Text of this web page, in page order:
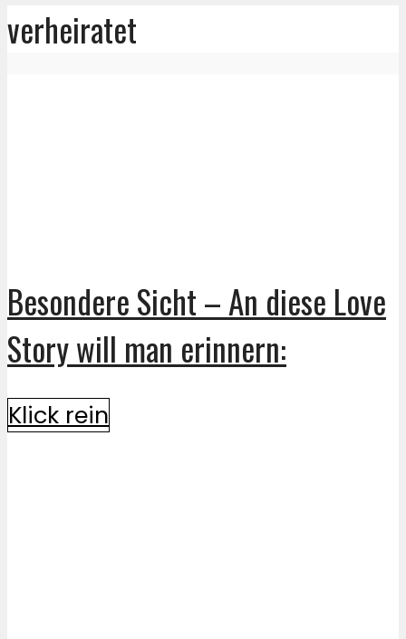
verheiratet
Besondere Sicht – An diese Love
Story will man erinnern:
Klick rein